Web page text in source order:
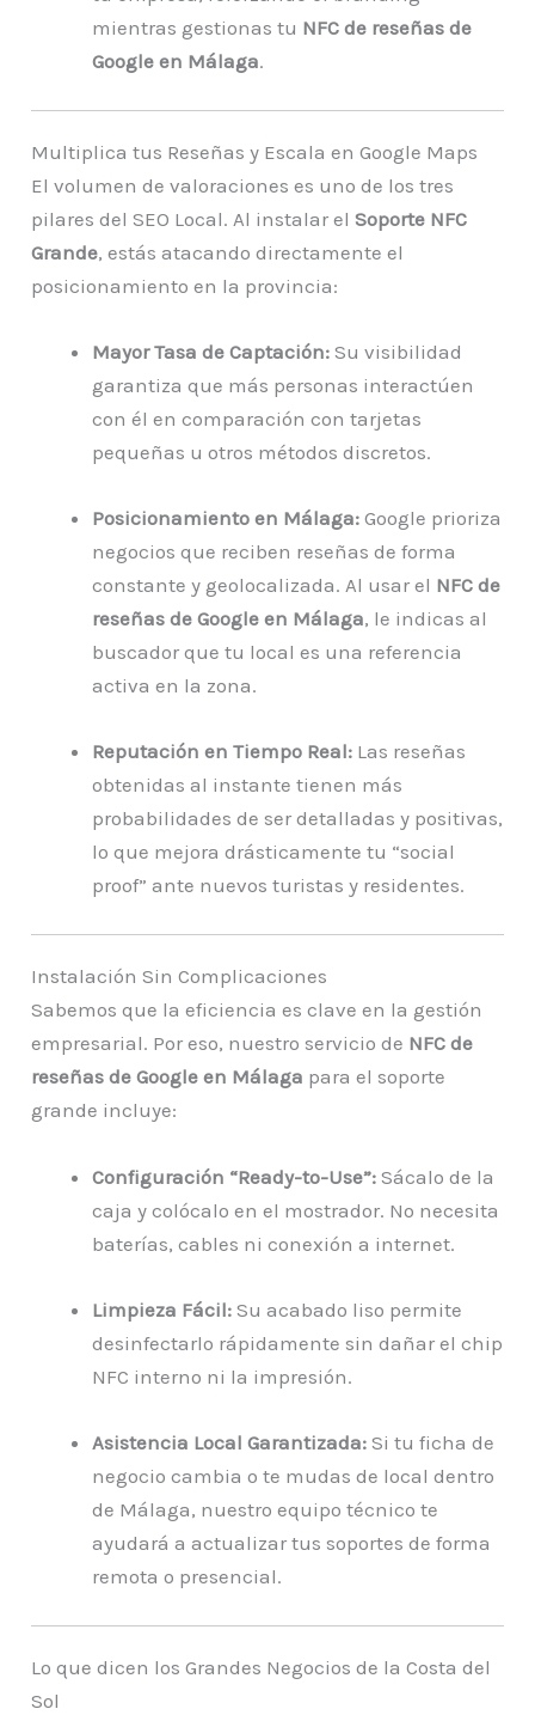
mientras gestionas tu NFC de reseñas de
Google en Málaga.
Multiplica tus Reseñas y Escala en Google Maps
El volumen de valoraciones es uno de los tres
pilares del SEO Local. Al instalar elSoporte NFC
Grande, estás atacando directamente el
posicionamiento en la provincia:
Mayor Tasa de Captación: Su visibilidad
garantiza que más personas interactúen
con él en comparación con tarjetas
pequeñas u otros métodos discretos.
Posicionamiento en Málaga: Google prioriza
negocios que reciben reseñas de forma
constante y geolocalizada. Al usar el NFC de
reseñas de Google en Málaga, le indicas al
buscador que tu local es una referencia
activa en la zona.
Reputación en Tiempo Real: Las reseñas
obtenidas al instante tienen más
probabilidades de ser detalladas y positivas,
lo que mejora drásticamente tu “social
proof” ante nuevos turistas y residentes.
Instalación Sin Complicaciones
Sabemos que la eficiencia es clave en la gestión
empresarial. Por eso, nuestro servicio de NFC de
reseñas de Google en Málaga para el soporte
grande incluye:
Configuración “Ready-to-Use”: Sácalo de la
caja y colócalo en el mostrador. No necesita
baterías, cables ni conexión a internet.
Limpieza Fácil: Su acabado liso permite
desinfectarlo rápidamente sin dañar el chip
NFC interno ni la impresión.
Asistencia Local Garantizada: Si tu ficha de
negocio cambia o te mudas de local dentro
de Málaga, nuestro equipo técnico te
ayudará a actualizar tus soportes de forma
remota o presencial.
Lo que dicen los Grandes Negocios de la Costa del
Sol